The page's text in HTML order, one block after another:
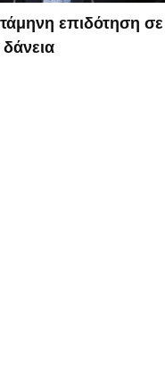
επιδότηση σε
δάνεια